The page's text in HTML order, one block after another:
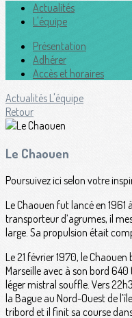
Actualités
L'équipe
Présentation
Adhérer
Accès et horaires
Actualités L'équipe
Retour
Le Chaouen
Poursuivez ici selon votre
Le Chaouen fut lancé en 1961
transporteur d’agrumes, il
large. Sa propulsion était
Le 21 février 1970, le
Marseille avec à son bord
léger mistral souffle. Vers
la Bague au Nord-Ouest de
tribord et il finit sa course